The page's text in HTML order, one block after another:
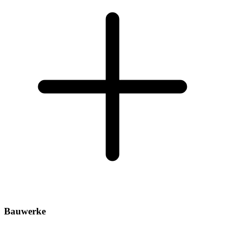
Bauwerke